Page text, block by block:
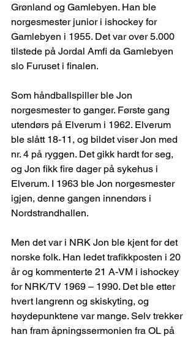
Grønland og Gamlebyen. Han ble
norgesmester junior i ishockey for
Gamlebyen i 1955. Det var over 5.000
tilstede på Jordal Amfi da Gamlebyen
slo Furuset i finalen.
Som håndballspiller ble Jon
norgesmester to ganger. Første gang
utendørs på Elverum i 1962. Elverum
ble slått 18-11, og bildet viser Jon med
nr. 4 på ryggen. Det gikk hardt for seg,
og Jon fikk fire dager på sykehus i
Elverum. I 1963 ble Jon norgesmester
igjen, denne gangen innendørs i
Nordstrandhallen.
Men det var i NRK Jon ble kjent for det
norske folk. Han ledet trafikkposten i 20
år og kommenterte 21 A-VM i ishockey
for NRK/TV 1969 – 1990. Det ble etter
hvert langrenn og skiskyting, og
høydepunktene var mange. Selv trekker
han fram åpningssermonien fra OL på